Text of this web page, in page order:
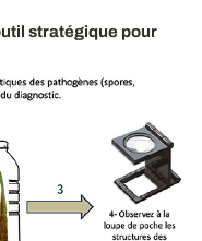
stratégique pour